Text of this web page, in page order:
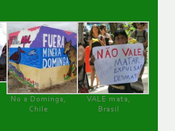
No a Dominga,
Chile
VALE mata,
Brasil